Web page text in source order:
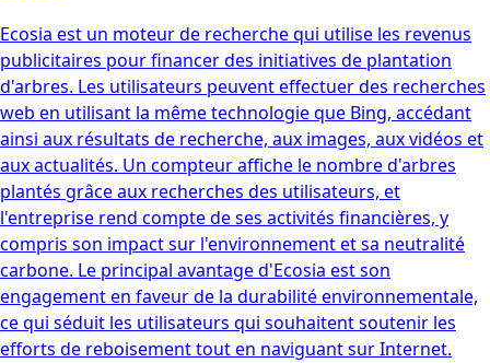
Ecosia est un moteur de recherche qui utilise les revenus
publicitaires pour financer des initiatives de plantation
d'arbres. Les utilisateurs peuvent effectuer des recherches
web en utilisant la même technologie que Bing, accédant
ainsi aux résultats de recherche, aux images, aux vidéos et
aux actualités. Un compteur affiche le nombre d'arbres
plantés grâce aux recherches des utilisateurs, et
l'entreprise rend compte de ses activités financières, y
compris son impact sur l'environnement et sa neutralité
carbone. Le principal avantage d'Ecosia est son
engagement en faveur de la durabilité environnementale,
ce qui séduit les utilisateurs qui souhaitent soutenir les
efforts de reboisement tout en naviguant sur Internet.